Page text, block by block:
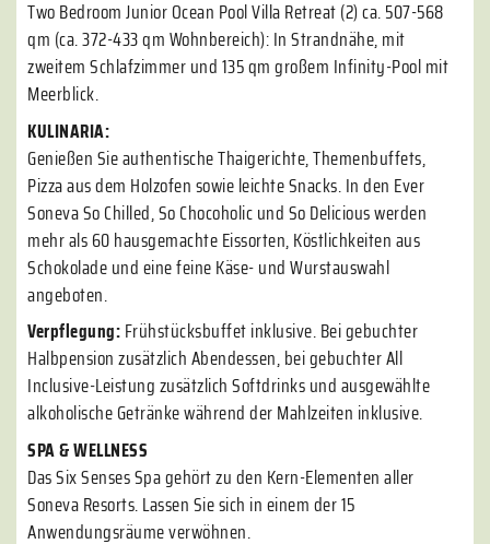
Two Bedroom Junior Ocean Pool Villa Retreat (2) ca. 507-568
qm (ca. 372-433 qm Wohnbereich): In Strandnähe, mit
zweitem Schlafzimmer und 135 qm großem Infinity-Pool mit
Meerblick.
KULINARIA:
Genießen Sie authentische Thaigerichte, Themenbuffets,
Pizza aus dem Holzofen sowie leichte Snacks. In den Ever
Soneva So Chilled, So Chocoholic und So Delicious werden
mehr als 60 hausgemachte Eissorten, Köstlichkeiten aus
Schokolade und eine feine Käse- und Wurstauswahl
angeboten.
Verpflegung:Frühstücksbuffet inklusive. Bei gebuchter
Halbpension zusätzlich Abendessen, bei gebuchter All
Inclusive-Leistung zusätzlich Softdrinks und ausgewählte
alkoholische Getränke während der Mahlzeiten inklusive.
SPA & WELLNESS
Das Six Senses Spa gehört zu den Kern-Elementen aller
Soneva Resorts. Lassen Sie sich in einem der 15
Anwendungsräume verwöhnen.